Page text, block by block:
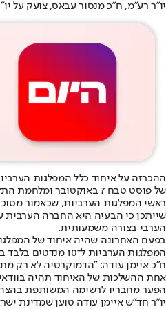
יו"ר רע"מ, ח"כ מנסור עבאס, צועק על
ההכרזה על איחוד כלל המפלגות
של פוסט טבח 7 באוקטובר ומלחמת התקומה.
ראשי המפלגות הערביות, שכאמור
שייתכן כי הבעיה היא החברה הערבית
הערבי בצורה משמעותית.
המפלגות הערביות ל־10 מנדטים בלבד בעקבות ירידה חדה בשיעור ההצבעה בקרב המגזר הערבי ל־45% בלבד.
ח״כ איימן עודה: "הדמוקרטיה לא רק
אחת ההשלכות של האיחוד תהיה
הפער מחבריו לרשימה המשותפת
יו"ר חד"ש איימן עודה טוען שמדינת